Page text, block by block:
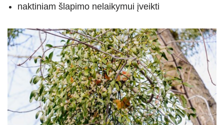
naktiniam šlapimo nelaikymui įveikti